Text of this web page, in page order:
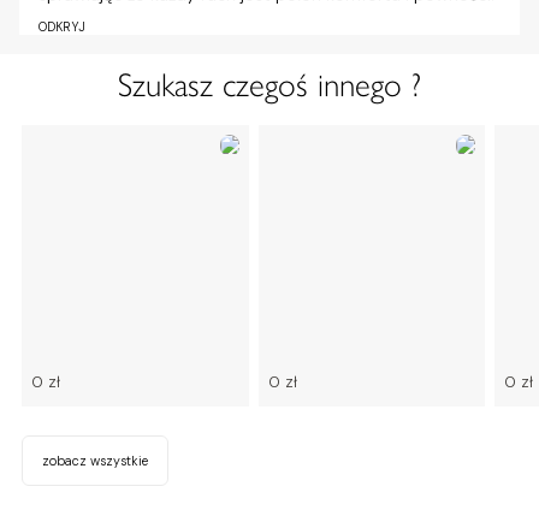
ODKRYJ
Szukasz czegoś innego ?
0 zł 0 zł 0 zł
zobacz wszystkie